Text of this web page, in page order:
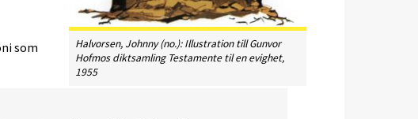
Halvorsen, Johnny (no.): Illustration till Gunvor
Hofmos diktsamling Testamente til en evighet,
1955
som